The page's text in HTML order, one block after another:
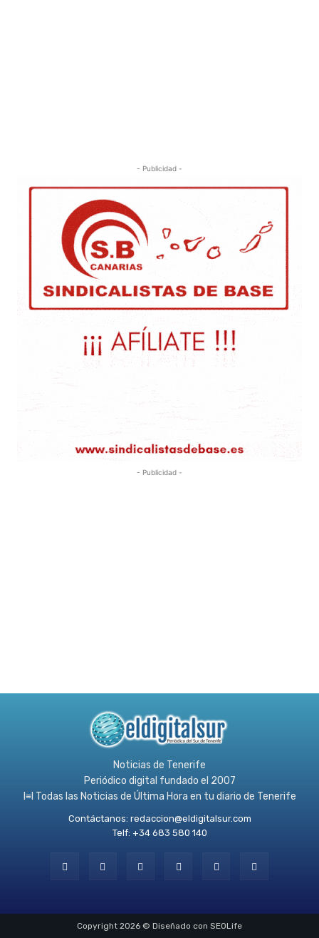
- Publicidad -
- Publicidad -
Noticias de Tenerife
Periódico digital fundado el 2007
l≡l Todas las Noticias de Última Hora en tu diario de Tenerife
Contáctanos: redaccion@eldigitalsur.com
Telf: +34 683 580 140
Copyright 2026 © Diseñado con SEOLife